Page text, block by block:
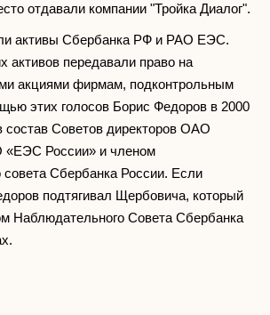
отдавали компании "Тройка Диалог".
активы Сбербанка РФ и РАО ЕЭС.
активов передавали право на
акциями фирмам, подконтрольным
этих голосов Борис Федоров в 2000
состав Советов директоров ОАО
России» и членом
Сбербанка России. Если
подтягивал Щербовича, который
Наблюдательного Совета Сбербанка